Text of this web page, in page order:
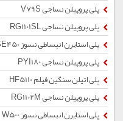
پلی پروپیلن نساجی V79S
پلی پروپیلن نساجی RG1101SL
پلی استایرن انبساطی نسوز SE450
پلی پروپیلن نساجی PYI180
پلی اتیلن سنگین فیلم HF5110
پلی پروپیلن نساجی RG1102M
پلی استایرن انبساطی نسوز W500